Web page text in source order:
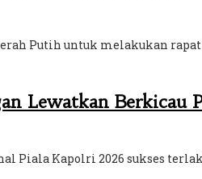
Putih untuk melakukan rapat
Lewatkan Berkicau
Piala Kapolri 2026 sukses